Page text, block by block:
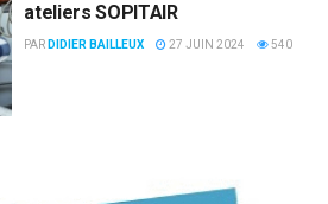
ateliers SOPITAIR
PAR DIDIER BAILLEUX 27 JUIN 2024 540